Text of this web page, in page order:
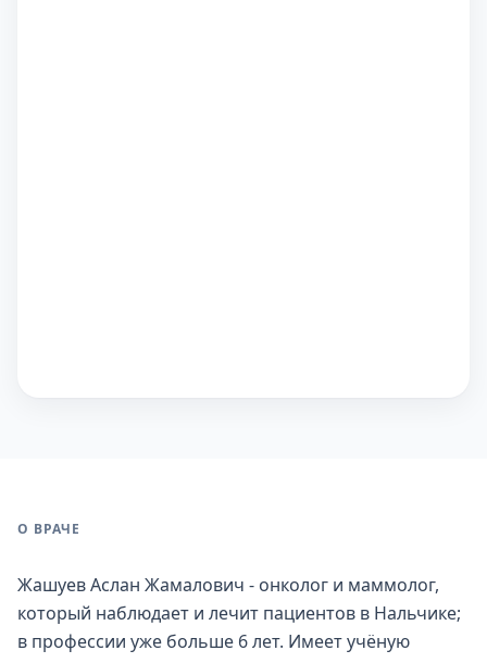
О ВРАЧЕ
Жашуев Аслан Жамалович - онколог и маммолог,
который наблюдает и лечит пациентов в Нальчике;
в профессии уже больше 6 лет. Имеет учёную